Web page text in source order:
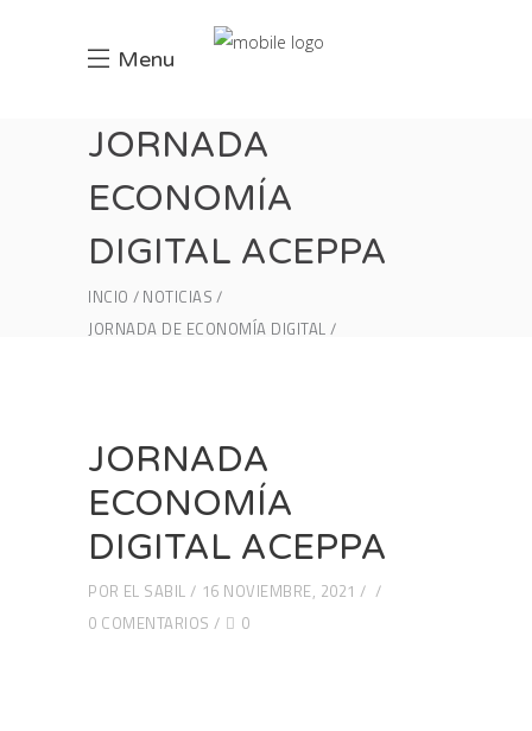
Menu
JORNADA
ECONOMÍA
DIGITAL ACEPPA
INCIO
NOTICIAS
JORNADA DE ECONOMÍA DIGITAL
JORNADA
ECONOMÍA
DIGITAL ACEPPA
POR EL SABIL
16 NOVIEMBRE, 2021
0 COMENTARIOS
0